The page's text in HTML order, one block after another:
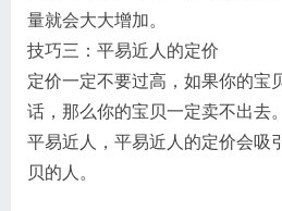
量就会大大增加。
技巧三：平易近人的定价
定价一定不要过高，如果你的宝
话，那么你的宝贝一定卖不出去
平易近人，平易近人的定价会吸
贝的人。